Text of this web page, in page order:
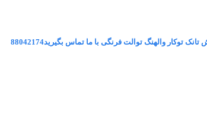
توکار والهنگ توالت فرنگی با ما تماس بگیرید88042174